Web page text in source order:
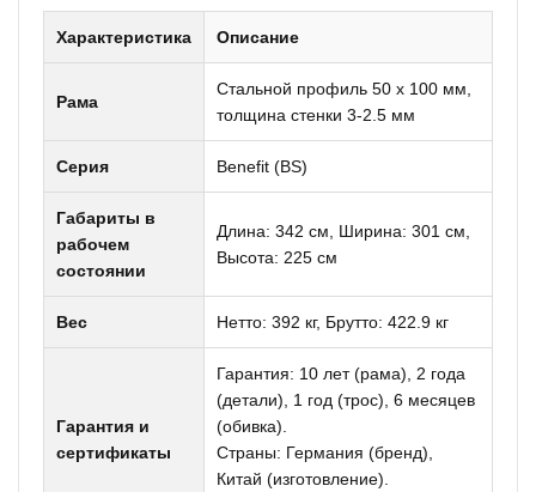
Характеристика Описание
Рама
Стальной профиль 50 х 100 мм,
толщина стенки 3-2.5 мм
Серия Benefit (BS)
Габариты в
рабочем
состоянии
Длина: 342 см, Ширина: 301 см,
Высота: 225 см
Вес Нетто: 392 кг, Брутто: 422.9 кг
Гарантия и
сертификаты
Гарантия: 10 лет (рама), 2 года
(детали), 1 год (трос), 6 месяцев
(обивка).
Страны: Германия (бренд),
Китай (изготовление).